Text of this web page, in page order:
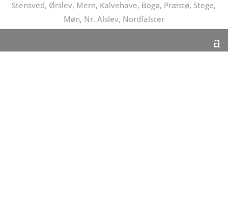
Stensved, Ørslev, Mern, Kalvehave, Bogø, Præstø, Stege,
Møn, Nr. Alslev, Nordfalster